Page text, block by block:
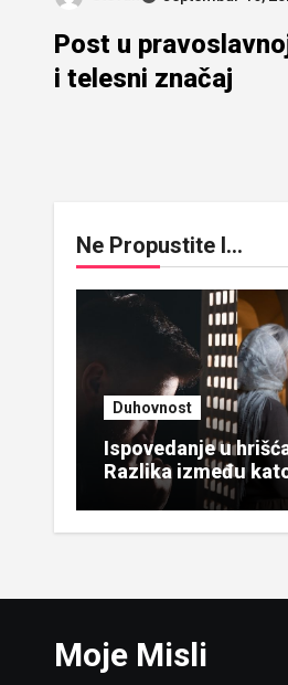
Post u
i telesni značaj
Ne Propustite I...
Duhovnost
Ispovedanje u
Razlika između
pravoslavne prakse
Moje Misli